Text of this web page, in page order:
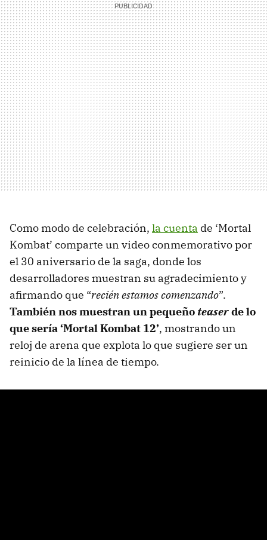
Como modo de celebración, la cuenta de ‘Mortal
Kombat’ comparte un video conmemorativo por
el 30 aniversario de la saga, donde los
desarrolladores muestran su agradecimiento y
afirmando que “recién estamos comenzando”.
También nos muestran un pequeño teaserde lo
que sería ‘Mortal Kombat 12’, mostrando un
reloj de arena que explota lo que sugiere ser un
reinicio de la línea de tiempo.